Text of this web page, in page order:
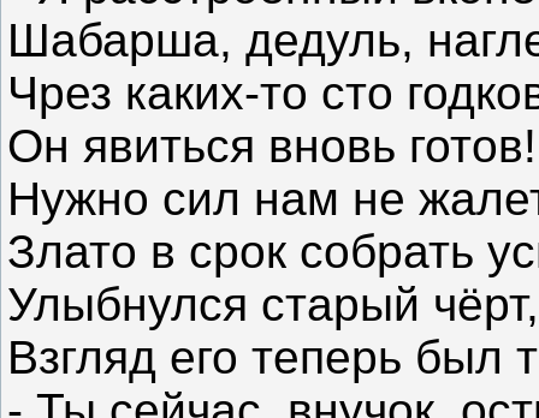
Шабарша, дедуль,
Чрез каких-то сто
Он явиться вновь готов!
Нужно сил нам не
Злато в срок собрать
Улыбнулся старый чёрт,
Взгляд его теперь был